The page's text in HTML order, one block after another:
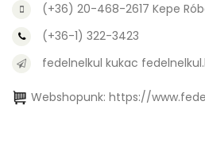
(+36) 20-468-2617 Kepe
(+36-1) 322-3423
fedelnelkul kukac
Webshopunk: https://